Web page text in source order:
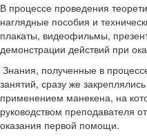
В процессе проведения
наглядные пособия и
плакаты, видеофильмы,
демонстрации действий при
Знания, полученные в
занятий, сразу же
применением манекена, на
руководством преподавателя
оказания первой помощи.